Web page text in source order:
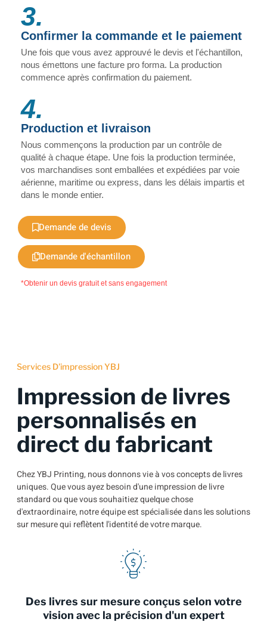
3.
Confirmer la commande et le paiement
Une fois que vous avez approuvé le devis et l'échantillon,
nous émettons une facture pro forma. La production
commence après confirmation du paiement.
4.
Production et livraison
Nous commençons la production par un contrôle de
qualité à chaque étape. Une fois la production terminée,
vos marchandises sont emballées et expédiées par voie
aérienne, maritime ou express, dans les délais impartis et
dans le monde entier.
Demande de devis
Demande d'échantillon
*Obtenir un devis gratuit et sans engagement
Services D'impression YBJ
Impression de livres
personnalisés en
direct du fabricant
Chez YBJ Printing, nous donnons vie à vos concepts de livres
uniques. Que vous ayez besoin d'une impression de livre
standard ou que vous souhaitiez quelque chose
d'extraordinaire, notre équipe est spécialisée dans les solutions
sur mesure qui reflètent l'identité de votre marque.
Des livres sur mesure conçus selon votre
vision avec la précision d'un expert